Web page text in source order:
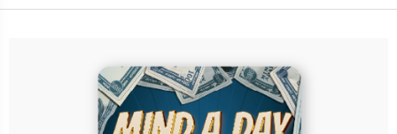
卡種：一卡通儲值卡-普通卡
說明：收錄於
「MIND.A.DAY《閃卡系列》盲